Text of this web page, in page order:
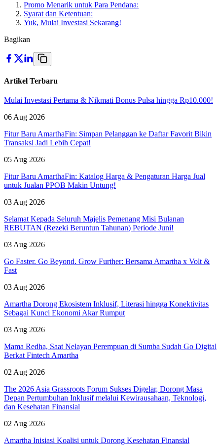
Promo Menarik untuk Para Pendana:
Syarat dan Ketentuan:
Yuk, Mulai Investasi Sekarang!
Bagikan
Artikel Terbaru
Mulai Investasi Pertama & Nikmati Bonus Pulsa hingga Rp10.000!
06 Aug 2026
Fitur Baru AmarthaFin: Simpan Pelanggan ke Daftar Favorit Bikin
Transaksi Jadi Lebih Cepat!
05 Aug 2026
Fitur Baru AmarthaFin: Katalog Harga & Pengaturan Harga Jual
untuk Jualan PPOB Makin Untung!
03 Aug 2026
Selamat Kepada Seluruh Majelis Pemenang Misi Bulanan
REBUTAN (Rezeki Beruntun Tahunan) Periode Juni!
03 Aug 2026
Go Faster. Go Beyond. Grow Further: Bersama Amartha x Volt &
Fast
03 Aug 2026
Amartha Dorong Ekosistem Inklusif, Literasi hingga Konektivitas
Sebagai Kunci Ekonomi Akar Rumput
03 Aug 2026
Mama Redha, Saat Nelayan Perempuan di Sumba Sudah Go Digital
Berkat Fintech Amartha
02 Aug 2026
The 2026 Asia Grassroots Forum Sukses Digelar, Dorong Masa
Depan Pertumbuhan Inklusif melalui Kewirausahaan, Teknologi,
dan Kesehatan Finansial
02 Aug 2026
Amartha Inisiasi Koalisi untuk Dorong Kesehatan Finansial